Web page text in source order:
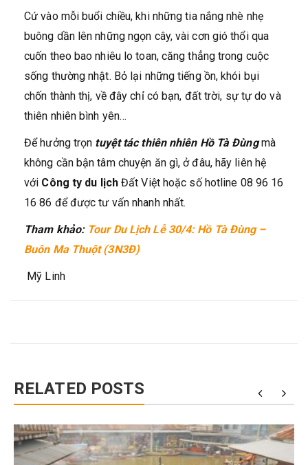
Cứ vào mỗi buổi chiều, khi những tia nắng nhè nhẹ
buông dần lên những ngọn cây, vài cơn gió thổi qua
cuốn theo bao nhiêu lo toan, căng thẳng trong cuộc
sống thường nhật. Bỏ lại những tiếng ồn, khói bụi
chốn thành thị, về đây chỉ có bạn, đất trời, sự tự do và
thiên nhiên bình yên…
Để hưởng trọn tuyệt tác thiên nhiên Hồ Tà Đùngmà
không cần bận tâm chuyện ăn gì, ở đâu, hãy liên hệ
với Công ty du lịchĐất Việt hoặc số hotline 08 96 16
16 86 để được tư vấn nhanh nhất.
Tham khảo: Tour Du Lịch Lễ 30/4: Hồ Tà Đùng –
Buôn Ma Thuột (3N3Đ)
Mỹ Linh
RELATED POSTS